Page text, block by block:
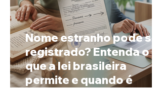
Nome estranho pode ser
registrado? Entenda o
que a lei brasileira
permite e quando é